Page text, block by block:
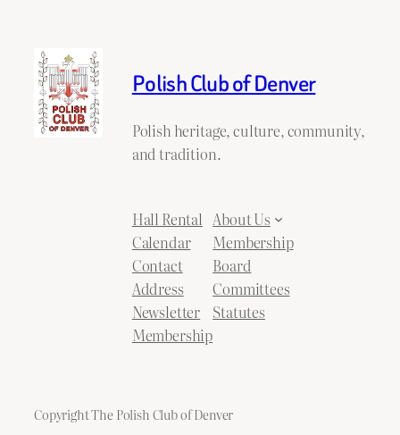
Polish Club of Denver
Polish heritage, culture, community,
and tradition.
Hall Rental
Calendar
Contact
Address
Newsletter
Membership
About Us
Membership
Board
Committees
Statutes
Copyright The Polish Club of Denver